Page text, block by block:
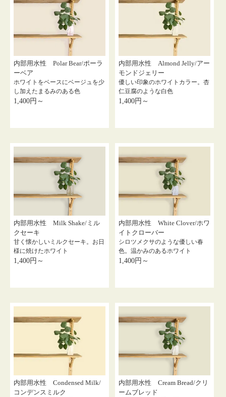
内部用水性 Polar Bear/ポーラ
ーベア
ホワイトをベースにベージュを少
し加えたまるみのある色
1,400円～
内部用水性 Almond Jelly/アー
モンドジェリー
優しい印象のホワイトカラー。杏
仁豆腐のような白色
1,400円～
内部用水性 Milk Shake/ミル
クセーキ
甘く懐かしいミルクセーキ。お日
様に焼けたホワイト
1,400円～
内部用水性 White Clover/ホワ
イトクローバー
シロツメクサのような優しい春
色。温かみのあるホワイト
1,400円～
内部用水性 Condensed Milk/
コンデンスミルク
内部用水性 Cream Bread/クリ
ームブレッド